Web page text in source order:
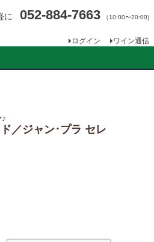
に 052-884-7663 （10:00〜20:00)
ログイン ワイン通信
／ジャン･プラ セレ